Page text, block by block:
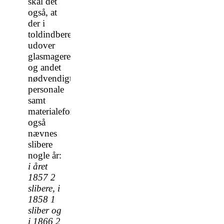
også, at
der i
toldindberetningerne,
udover
glasmagere
og andet
nødvendigt
personale
samt
materialeforbrug,
også
nævnes
slibere
nogle år:
i året
1857 2
slibere, i
1858 1
sliber og
i 1866 2